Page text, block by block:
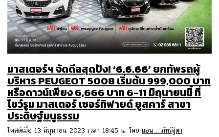
มาสเตอร์ฯ จัดดีลสุดปัง! ‘6.6.66’ ยกทัพรถผู้
บริหาร PEUGEOT 5008 เริ่มต้น 999,000 บาท
หรือดาวน์เพียง 6,666 บาท 6-11 มิถุนายนนี้ ที่
โชว์รูม มาสเตอร์ เซอร์ทิฟายด์ ยูสคาร์ สาขา
ประดิษฐ์มนูธรรม
โพสต์เมื่อ 13 มิถุนายน 2023 เวลา 18:45 น. โดย แอน .. ภัทร์ฐิตา